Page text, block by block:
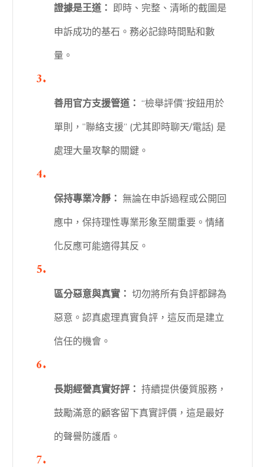
證據是王道： 即時、完整、清晰的截圖是
申訴成功的基石。務必記錄時間點和數
量。
善用官方支援管道： “檢舉評價”按鈕用於
單則，”聯絡支援” (尤其即時聊天/電話) 是
處理大量攻擊的關鍵。
保持專業冷靜： 無論在申訴過程或公開回
應中，保持理性專業形象至關重要。情緒
化反應可能適得其反。
區分惡意與真實： 切勿將所有負評都歸為
惡意。認真處理真實負評，這反而是建立
信任的機會。
長期經營真實好評： 持續提供優質服務，
鼓勵滿意的顧客留下真實評價，這是最好
的聲譽防護盾。